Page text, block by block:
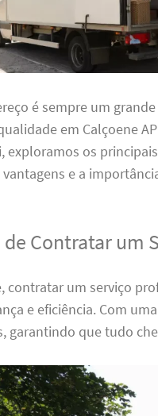
é sempre um
em Calçoene
exploramos os
e a
de Contratar um
contratar um serviço
e eficiência. Com
garantindo que tudo